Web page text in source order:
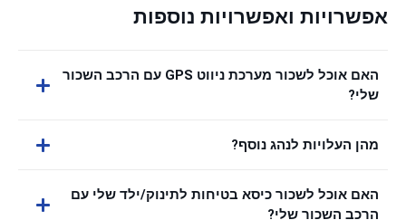
אפשרויות ואפשרויות נוספות
האם אוכל לשכור מערכת ניווט GPS עם הרכב השכור
שלי?
מהן העלויות לנהג נוסף?
האם אוכל לשכור כיסא בטיחות לתינוק/ילד שלי עם
הרכב השכור שלי?